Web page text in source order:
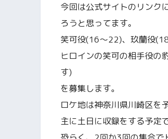
今回は公式サイトのリンク
ろうと思ってます。
笑可役(16〜22)、玖蘭役
ヒロインの笑可の相手役の
す)
を募集します。
ロケ地は神奈川県川崎区を
主に土日に収録をする予定で